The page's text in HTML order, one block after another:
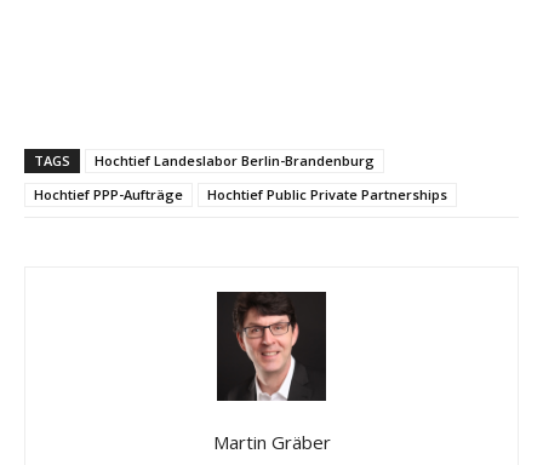
TAGS
Hochtief Landeslabor Berlin-Brandenburg
Hochtief PPP-Aufträge
Hochtief Public Private Partnerships
Martin Gräber